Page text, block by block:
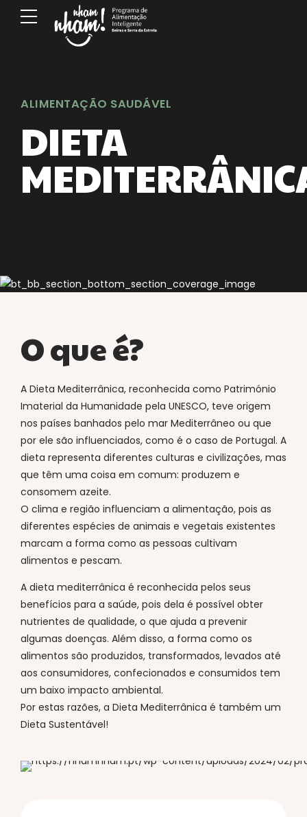
ALIMENTAÇÃO SAUDÁVEL
DIETA
O que é?
A Dieta Mediterrânica, reconhecida como Património
Imaterial da Humanidade pela UNESCO, teve origem
nos países banhados pelo mar Mediterrâneo ou que
por ele são influenciados, como é o caso de Portugal. A
dieta representa diferentes culturas e civilizações, mas
que têm uma coisa em comum: produzem e
consomem azeite.
O clima e região influenciam a alimentação, pois as
diferentes espécies de animais e vegetais existentes
marcam a forma como as pessoas cultivam
alimentos e pescam.
A dieta mediterrânica é reconhecida pelos seus
benefícios para a saúde, pois dela é possível obter
nutrientes de qualidade, o que ajuda a prevenir
algumas doenças. Além disso, a forma como os
alimentos são produzidos, transformados, levados até
aos consumidores, confecionados e consumidos tem
um baixo impacto ambiental.
Por estas razões, a Dieta Mediterrânica é também um
Dieta Sustentável!